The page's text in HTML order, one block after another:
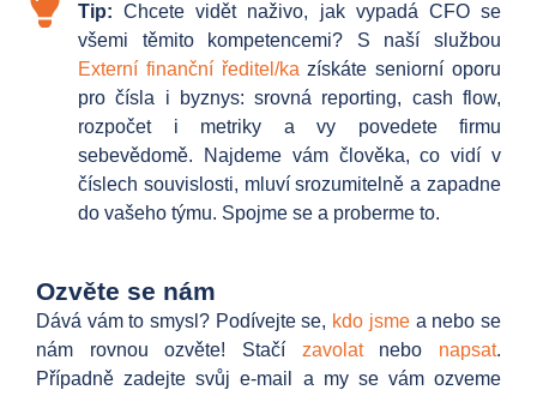
Tip: Chcete vidět naživo, jak vypadá CFO se
všemi těmito kompetencemi? S naší službou
Externí finanční ředitel/ka získáte seniorní oporu
pro čísla i byznys: srovná reporting, cash flow,
rozpočet i metriky a vy povedete firmu
sebevědomě. Najdeme vám člověka, co vidí v
číslech souvislosti, mluví srozumitelně a zapadne
do vašeho týmu. Spojme se a proberme to.
Ozvěte se nám
Dává vám to smysl? Podívejte se, kdo jsmea nebo se
nám rovnou ozvěte! Stačí zavolatnebo napsat.
Případně zadejte svůj e-mail a my se vám ozveme